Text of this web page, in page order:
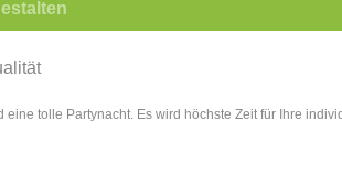
tolle Partynacht. Es wird höchste Zeit für Ihre